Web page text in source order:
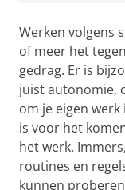
Werken volgens
of meer het
gedrag. Er is
juist autonomie,
om je eigen
is voor het
het werk.
routines en
kunnen